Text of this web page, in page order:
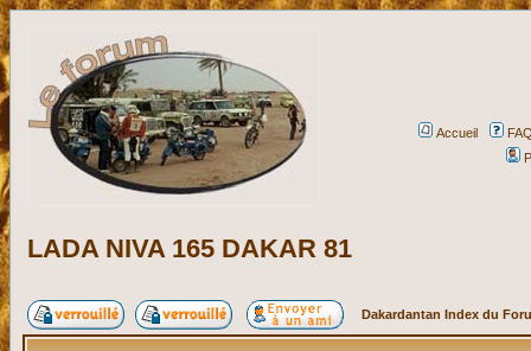
Accueil
LADA NIVA 165 DAKAR 81
Dakardantan Index du